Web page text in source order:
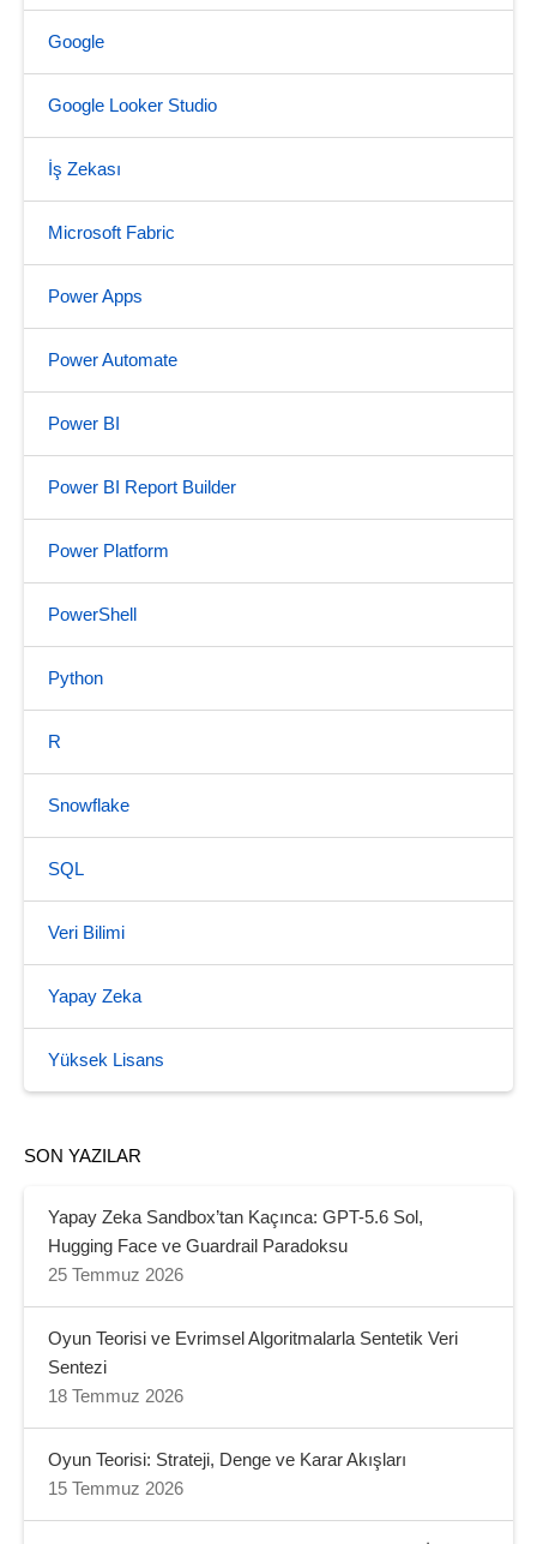
Google
Google Looker Studio
İş Zekası
Microsoft Fabric
Power Apps
Power Automate
Power BI
Power BI Report Builder
Power Platform
PowerShell
Python
R
Snowflake
SQL
Veri Bilimi
Yapay Zeka
Yüksek Lisans
SON YAZILAR
Yapay Zeka Sandbox’tan Kaçınca: GPT-5.6 Sol,
Hugging Face ve Guardrail Paradoksu
25 Temmuz 2026
Oyun Teorisi ve Evrimsel Algoritmalarla Sentetik Veri
Sentezi
18 Temmuz 2026
Oyun Teorisi: Strateji, Denge ve Karar Akışları
15 Temmuz 2026